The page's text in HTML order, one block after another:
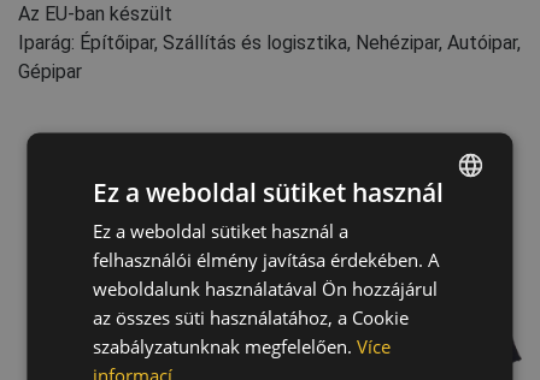
Az EU-ban készült
Iparág: Építőipar, Szállítás és logisztika, Nehézipar, Autóipar,
Gépipar
CZECH
HUNGARIAN
SLOVAK
Ez a weboldal sütiket használ
Ez a weboldal sütiket használ a
felhasználói élmény javítása érdekében. A
weboldalunk használatával Ön hozzájárul
az összes süti használatához, a Cookie
szabályzatunknak megfelelően. Více
informací